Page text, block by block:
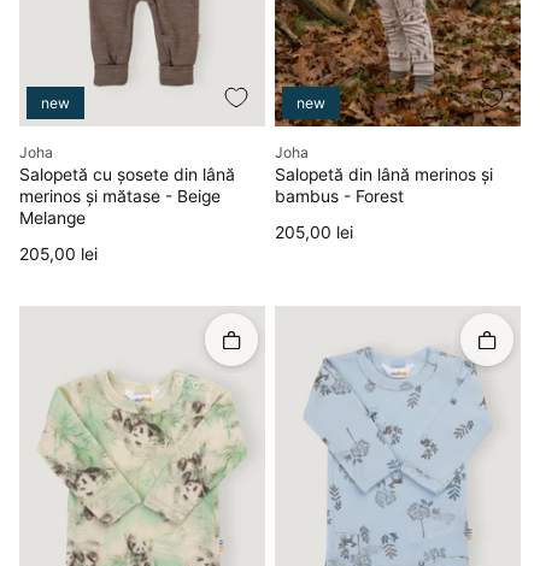
Salopetă cu șosete din lână
merinos și mătase - Beige
Melange
new
Producător
Joha
Preț
205,00 lei
Salopetă din lână merinos și
bambus - Forest
new
Producător
Joha
Preț
205,00 lei
Rapid în coș Rapid